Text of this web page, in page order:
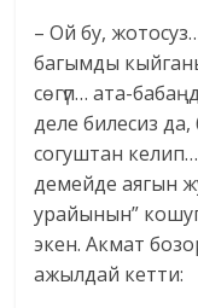
– Ой бу,
багымды
сөгүп… ата-
деле билесиз
согуштан
демейде аягын
урайынын”
экен. Акмат
ажылдай кетти: